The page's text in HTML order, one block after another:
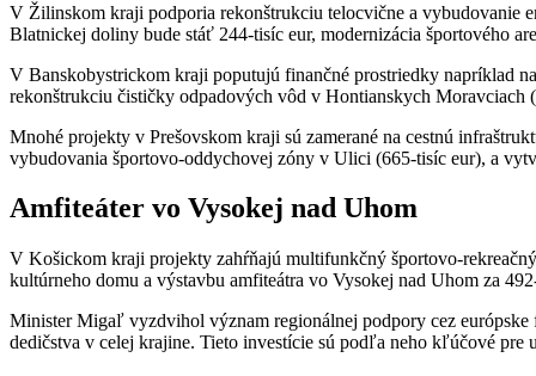
V Žilinskom kraji podporia rekonštrukciu telocvične a vybudovanie
Blatnickej doliny bude stáť 244-tisíc eur, modernizácia športového
V Banskobystrickom kraji poputujú finančné prostriedky napríklad
rekonštrukciu čističky odpadových vôd v Hontianskych Moravciach
Mnohé projekty v Prešovskom kraji sú zamerané na cestnú
vybudovania športovo-oddychovej zóny v Ulici (665-tisíc eur), a
Amfiteáter vo Vysokej nad Uhom
V Košickom kraji projekty zahŕňajú multifunkčný športovo-
kultúrneho domu a výstavbu amfiteátra vo Vysokej nad Uhom za
Minister Migaľ vyzdvihol význam regionálnej podpory cez
dedičstva v celej krajine. Tieto investície sú podľa neho kľúčové